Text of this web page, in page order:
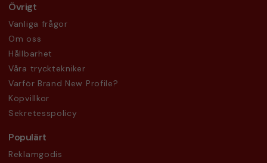
Övrigt
Vanliga frågor
Om oss
Hållbarhet
Våra trycktekniker
Varför Brand New Profile?
Köpvillkor
Sekretesspolicy
Populärt
Reklamgodis